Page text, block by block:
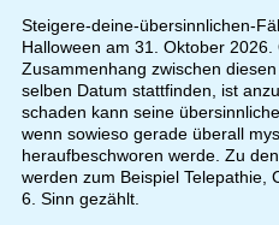
Steigere-deine-übersinnlichen-
Halloween am 31. Oktober
Zusammenhang zwischen
selben Datum stattfinden, ist
schaden kann seine
wenn sowieso gerade überall
heraufbeschworen werde. Zu
werden zum Beispiel Telepathie,
6. Sinn gezählt.